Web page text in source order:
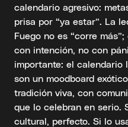
calendario agresivo:
prisa por “ya estar”. La
Fuego no es “corre
con intención, no con
importante: el calendario
son un moodboard
tradición viva, con
que lo celebran en serio.
cultural, perfecto. Si lo